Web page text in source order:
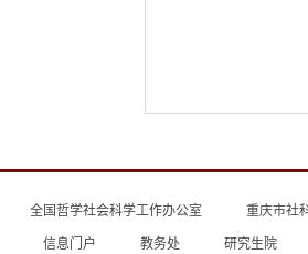
全国哲学社会科学工作办公室 重庆市社
信息门户 教务处 研究生院